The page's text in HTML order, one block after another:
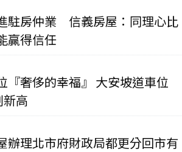
新北市永和區環河西路二段
115年07月 成交
央央 5,800
115年
小西華 1,938
駐房仲業 信義房屋：同理心比
贏得信任
『奢侈的幸福』 大安坡道車位
新高
辦理北市府財政局都更分回市有